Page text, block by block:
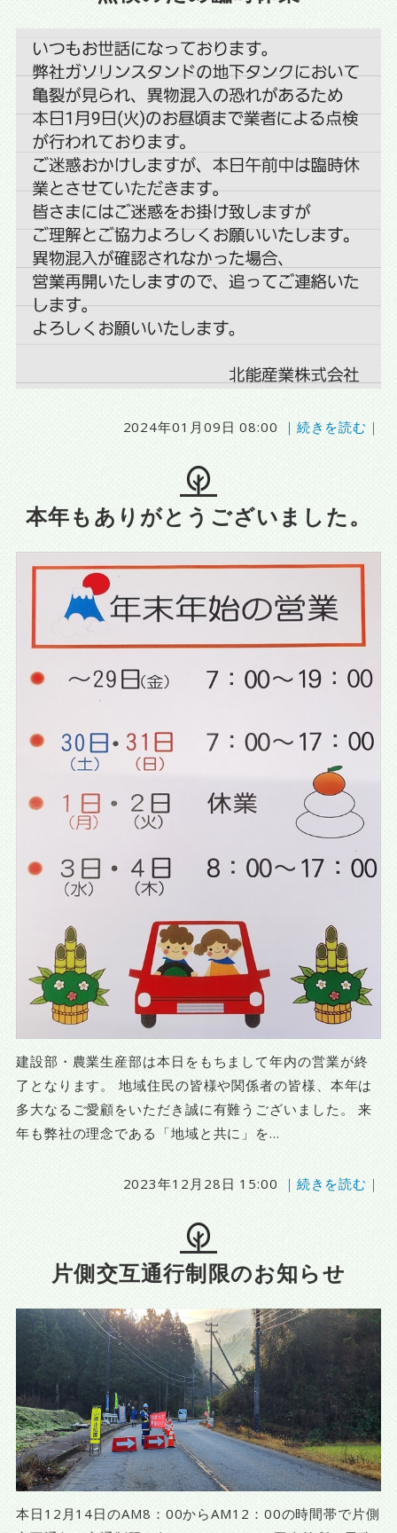
2024年01月09日 08:00 ｜続きを読む｜
本年もありがとうございました。
建設部・農業生産部は本日をもちまして年内の営業が終
了となります。 地域住民の皆様や関係者の皆様、本年は
多大なるご愛顧をいただき誠に有難うございました。 来
年も弊社の理念である「地域と共に」を...
2023年12月28日 15:00 ｜続きを読む｜
片側交互通行制限のお知らせ
本日12月14日のAM8：00からAM12：00の時間帯で片側